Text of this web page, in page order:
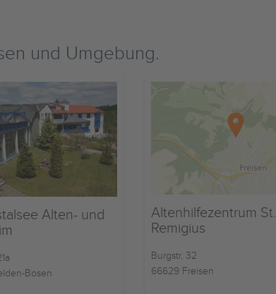
und Umgebung.
Alten- und
Bosen
Altenhilfezentrum St.
Remigius
Burgstr. 32
66629 Freisen